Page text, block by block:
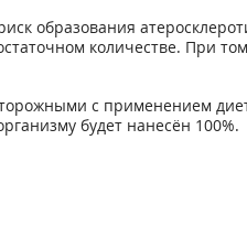
образования
количестве. При
с применением
будет нанесён 100%.